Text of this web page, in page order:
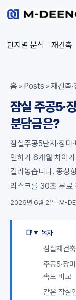
단지별 분석 재건축
홈 » Posts » 재건축
잠실 주공5·
분담금은?
잠실주공5단지·장미
인허가 6개월 차이
갈라놓습니다. 종상
리스크를 30초 무료
2026년 6월 2일 · M-
목차
잠실재건
주공5·장
속도 비교
같은 잠실